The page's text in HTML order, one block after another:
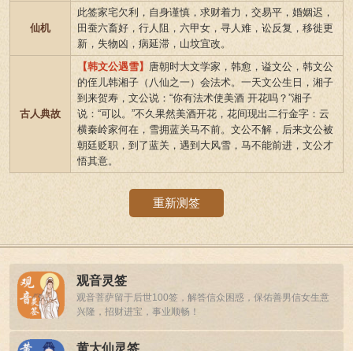
仙机
此签家宅欠利，自身谨慎，求财着力，交易平，婚姻迟，
田蚕六畜好，行人阻，六甲女，寻人难，讼反复，移徙更
新，失物凶，病延滞，山坟宜改。
古人典故
【韩文公遇雪】 唐朝时大文学家，韩愈，谥文公，韩文公
的侄儿韩湘子（八仙之一）会法术。一天文公生日，湘子
到来贺寿，文公说：“你有法术使美酒 开花吗？”湘子
说：“可以。”不久果然美酒开花，花间现出二行金字：云
横秦岭家何在，雪拥蓝关马不前。文公不解，后来文公被
朝廷贬职，到了蓝关，遇到大风雪，马不能前进，文公才
悟其意。
重新测签
观音灵签
观音菩萨留于后世100签，解答信众困惑，保佑善男信女生意
兴隆，招财进宝，事业顺畅！